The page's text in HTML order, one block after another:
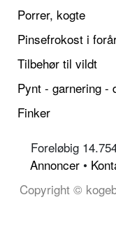
Porrer, kogte
Pinsefrokost i
Tilbehør til vildt
Pynt - garnering -
Finker
Foreløbig
Annoncer •
Copyright ©